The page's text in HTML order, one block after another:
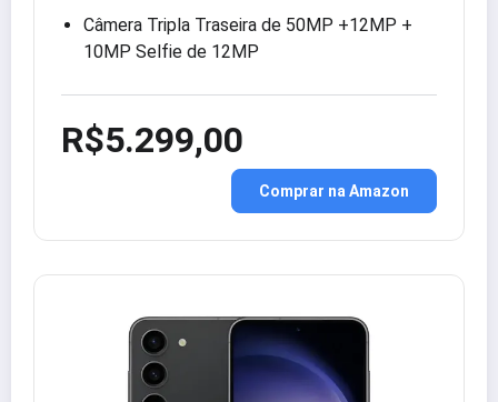
Câmera Tripla Traseira de 50MP +12MP +
10MP Selfie de 12MP
R$5.299,00
Comprar na Amazon